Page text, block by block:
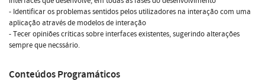
- Identificar os problemas sentidos pelos utilizadores na interação com uma
aplicação através de modelos de interação
- Tecer opiniões críticas sobre interfaces existentes, sugerindo alterações
sempre que necssário.
Conteúdos Programáticos